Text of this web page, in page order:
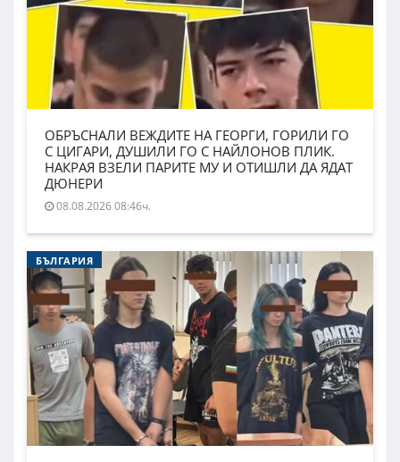
ОБРЪСНАЛИ ВЕЖДИТЕ НА ГЕОРГИ, ГОРИЛИ ГО
С ЦИГАРИ, ДУШИЛИ ГО С НАЙЛОНОВ ПЛИК.
НАКРАЯ ВЗЕЛИ ПАРИТЕ МУ И ОТИШЛИ ДА ЯДАТ
ДЮНЕРИ
08.08.2026 08:46ч.
БЪЛГАРИЯ